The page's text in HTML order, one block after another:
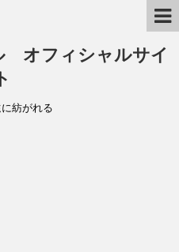
オフィシャルサイ
ト
紡がれる